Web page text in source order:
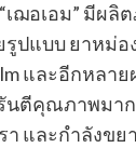
เฌอเอม” มีผ
ปแบบ ยาหม่อ
และอีกหล
นตีคุณภาพมา
า และกำลังข